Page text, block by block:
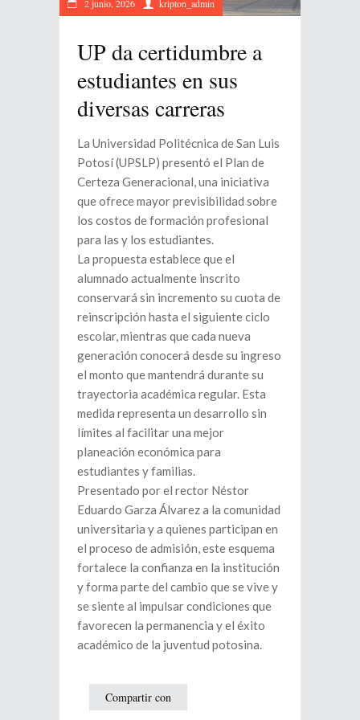
2 junio, 2026 kripton_admin
UP da certidumbre a
estudiantes en sus
diversas carreras
La Universidad Politécnica de San Luis
Potosí (UPSLP) presentó el Plan de
Certeza Generacional, una iniciativa
que ofrece mayor previsibilidad sobre
los costos de formación profesional
para las y los estudiantes.
La propuesta establece que el
alumnado actualmente inscrito
conservará sin incremento su cuota de
reinscripción hasta el siguiente ciclo
escolar, mientras que cada nueva
generación conocerá desde su ingreso
el monto que mantendrá durante su
trayectoria académica regular. Esta
medida representa un desarrollo sin
límites al facilitar una mejor
planeación económica para
estudiantes y familias.
Presentado por el rector Néstor
Eduardo Garza Álvarez a la comunidad
universitaria y a quienes participan en
el proceso de admisión, este esquema
fortalece la confianza en la institución
y forma parte del cambio que se vive y
se siente al impulsar condiciones que
favorecen la permanencia y el éxito
académico de la juventud potosina.
Compartir con